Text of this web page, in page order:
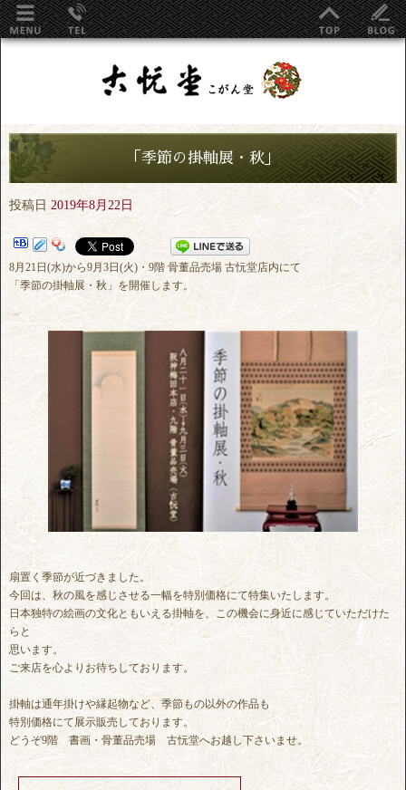
「季節の掛軸展・秋」
投稿日 2019年8月22日
8月21日(水)から9月3日(火)・9階 骨董品売場 古忨堂店内にて
「季節の掛軸展・秋」を開催します。
扇置く季節が近づきました。
今回は、秋の風を感じさせる一幅を特別価格にて特集いたします。
日本独特の絵画の文化ともいえる掛軸を、この機会に身近に感じていただけた
らと
思います。
ご来店を心よりお待ちしております。
掛軸は通年掛けや縁起物など、季節もの以外の作品も
特別価格にて展示販売しております。
どうぞ9階 書画・骨董品売場 古忨堂へお越し下さいませ。